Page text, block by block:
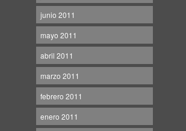
junio 2011
mayo 2011
abril 2011
marzo 2011
febrero 2011
enero 2011